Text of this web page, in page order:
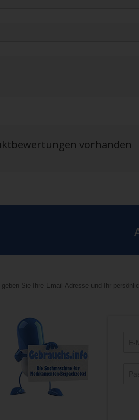
vorhanden
geben Sie Ihre Email-Adresse und Ihr